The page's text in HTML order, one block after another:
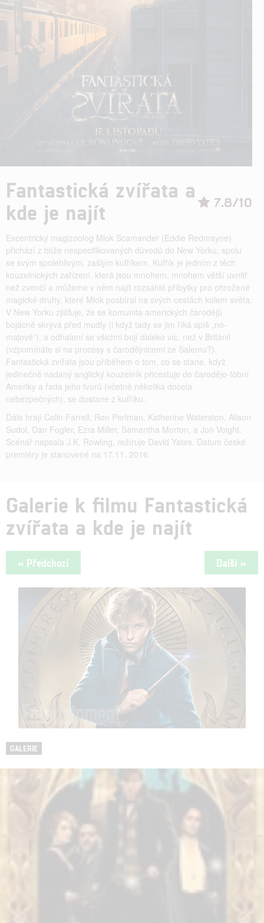
7.8/10
Fantastická zvířata a
kde je najít
Excentrický magizoolog Mlok Scamander (Eddie Redmayne)
přichází z blíže nespecifikovaných důvodů do New Yorku, spolu
se svým spolehlivým, zašlým kufříkem. Kufřík je jedním z těch
kouzelnických zařízení, která jsou mnohem, mnohem větší uvnitř
než zvenčí a můžeme v něm najít rozsáhlé příbytky pro ohrožené
magické druhy, které Mlok posbíral na svých cestách kolem světa.
V New Yorku zjišťuje, že se komunita amerických čarodějů
bojácně skrývá před mudly (i když tady se jim říká spíš „no-
majové“), a odhalení se všichni bojí daleko víc, než v Británii
(vzpomínáte si na procesy s čarodějnicemi ze Salemu?).
Fantastická zvířata jsou příběhem o tom, co se stane, když
jedinečně nadaný anglický kouzelník přicestuje do čarodějo-fóbní
Ameriky a řada jeho tvorů (včetně několika docela
nebezpečných), se dostane z kufříku.
Dále hrají Colin Farrell, Ron Perlman, Katherine Waterston, Alison
Sudol, Dan Fogler, Ezra Miller, Samantha Morton, a Jon Voight.
Scénář napsala J.K. Rowling, režíruje David Yates. Datum české
premiéry je stanovené na 17.11. 2016.
Galerie k filmu Fantastická
zvířata a kde je najít
« Předchozí Další »
GALERIE